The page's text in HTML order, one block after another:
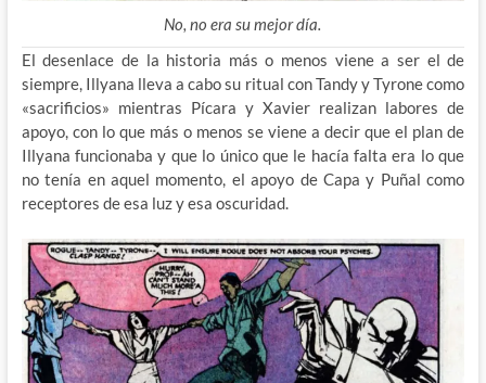
No, no era su mejor día.
El desenlace de la historia más o menos viene a ser el de
siempre, Illyana lleva a cabo su ritual con Tandy y Tyrone como
«sacrificios» mientras Pícara y Xavier realizan labores de
apoyo, con lo que más o menos se viene a decir que el plan de
Illyana funcionaba y que lo único que le hacía falta era lo que
no tenía en aquel momento, el apoyo de Capa y Puñal como
receptores de esa luz y esa oscuridad.